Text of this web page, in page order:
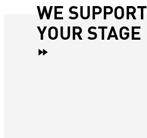
WE SUPPORT
YOUR STAGE